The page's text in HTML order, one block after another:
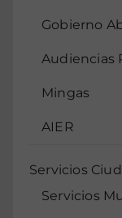
Gobierno
Audiencias
Mingas
AIER
Servicios
Servicios